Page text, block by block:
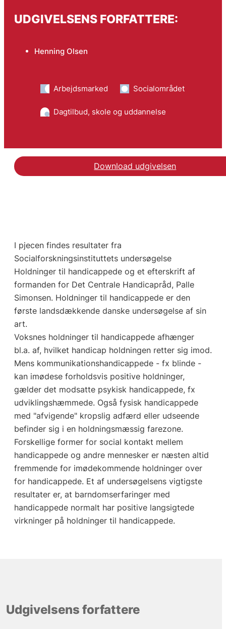
UDGIVELSENS FORFATTERE:
Henning Olsen
Arbejdsmarked Socialområdet
Dagtilbud, skole og uddannelse
Download udgivelsen
I pjecen findes resultater fra
Socialforskningsinstituttets undersøgelse
Holdninger til handicappede og et efterskrift af
formanden for Det Centrale Handicapråd, Palle
Simonsen. Holdninger til handicappede er den
første landsdækkende danske undersøgelse af sin
art.
Voksnes holdninger til handicappede afhænger
bl.a. af, hvilket handicap holdningen retter sig imod.
Mens kommunikationshandicappede - fx blinde -
kan imødese forholdsvis positive holdninger,
gælder det modsatte psykisk handicappede, fx
udviklingshæmmede. Også fysisk handicappede
med "afvigende" kropslig adfærd eller udseende
befinder sig i en holdningsmæssig farezone.
Forskellige former for social kontakt mellem
handicappede og andre mennesker er næsten altid
fremmende for imødekommende holdninger over
for handicappede. Et af undersøgelsens vigtigste
resultater er, at barndomserfaringer med
handicappede normalt har positive langsigtede
virkninger på holdninger til handicappede.
Udgivelsens forfattere